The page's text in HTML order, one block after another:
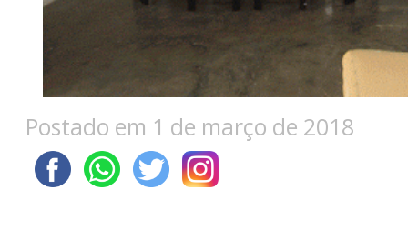
Postado em 1 de março de 2018